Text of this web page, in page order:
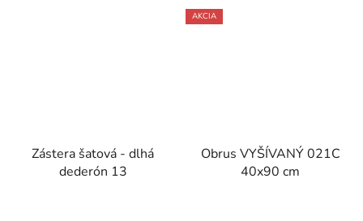
Zástera šatová - dlhá
dederón 13
AKCIA
Obrus VYŠÍVANÝ 021C
40x90 cm